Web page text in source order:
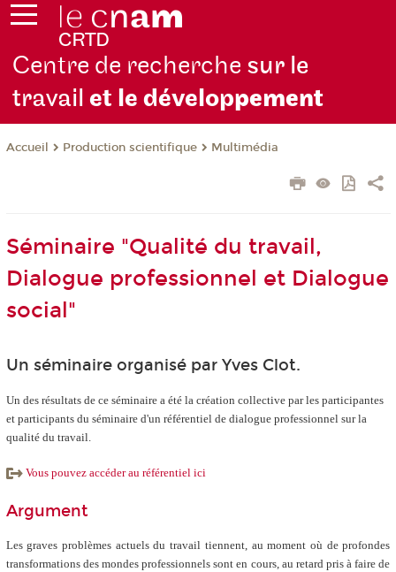
Centre de recherche sur le
travailet le développement
Accueil Production scientifique Multimédia
Séminaire "Qualité du travail,
Dialogue professionnel et Dialogue
social"
Un séminaire organisé par Yves Clot.
Un des résultats de ce séminaire a été la création collective par les participantes
et participants du séminaire d'un référentiel de dialogue professionnel sur la
qualité du travail.
Vous pouvez accéder au référentiel ici
Argument
Les graves problèmes actuels du travail tiennent, au moment où de profondes
transformations des mondes professionnels sont en cours, au retard pris à faire de